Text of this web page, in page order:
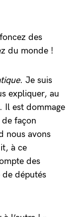
des
du monde !
. Je suis
expliquer, au
Il est dommage
façon
nous avons
à ce
des
de députés